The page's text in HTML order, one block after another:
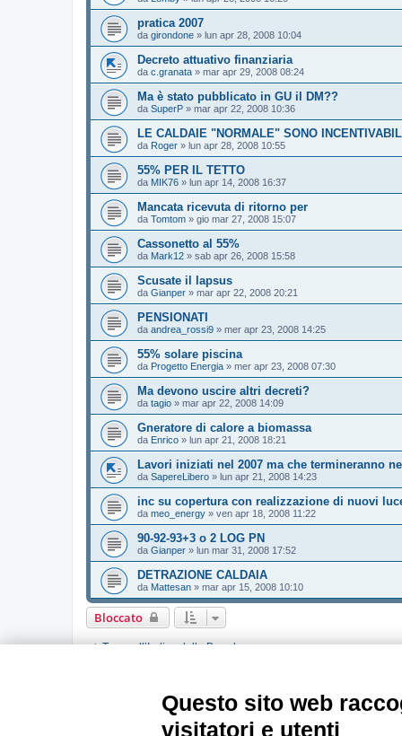
pratica 2007
da girondone » lun apr 28, 2008 10:04
Decreto attuativo finanziaria
da c.granata » mar apr 29, 2008 08:24
Ma è stato pubblicato in GU il DM??
da SuperP » mar apr 22, 2008 10:36
LE CALDAIE "NORMALE" SONO
da Roger » lun apr 28, 2008 10:55
55% PER IL TETTO
da MIK76 » lun apr 14, 2008 16:37
Mancata ricevuta di ritorno per
da Tomtom » gio mar 27, 2008 15:07
Cassonetto al 55%
da Mark12 » sab apr 26, 2008 15:58
Scusate il lapsus
da Gianper » mar apr 22, 2008 20:21
PENSIONATI
da andrea_rossi9 » mer apr 23, 2008 14:25
55% solare piscina
da Progetto Energia » mer apr 23, 2008 07:30
Ma devono uscire altri decreti?
da tagio » mar apr 22, 2008 14:09
Gneratore di calore a biomassa
da Enrico » lun apr 21, 2008 18:21
Lavori iniziati nel 2007 ma che termineranno
da SapereLibero » lun apr 21, 2008 14:23
inc su copertura con realizzazione di nuovi
da meo_energy » ven apr 18, 2008 11:22
90-92-93+3 o 2 LOG PN
da Gianper » lun mar 31, 2008 17:52
DETRAZIONE CALDAIA
da Mattesan » mar apr 15, 2008 10:10
Bloccato
Torna all’Indice della Board
aprire nuovi argomenti
rispondere negli argomenti
modificare i tuoi messaggi
Questo sito web
visitatori e utenti